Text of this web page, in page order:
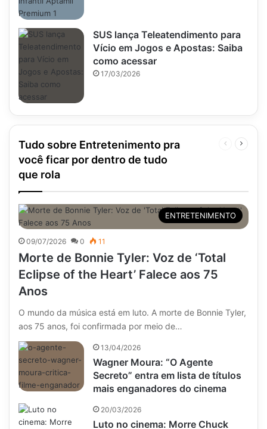
SUS lança Teleatendimento para
Vício em Jogos e Apostas: Saiba
como acessar
17/03/2026
Tudo sobre Entretenimento pra
você ficar por dentro de tudo
que rola
Página
ENTRETENIMENTO
09/07/2026 0 11
Morte de Bonnie Tyler: Voz de ‘Total
Eclipse of the Heart’ Falece aos 75
Anos
O mundo da música está em luto. A morte de Bonnie Tyler,
aos 75 anos, foi confirmada por meio de…
13/04/2026
Wagner Moura: “O Agente
Secreto” entra em lista de títulos
mais enganadores do cinema
20/03/2026
Luto no cinema: Morre Chuck